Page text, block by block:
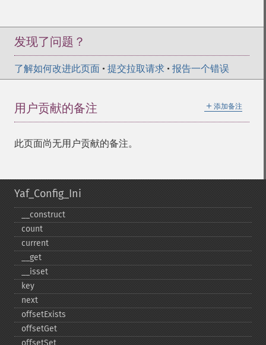
发现了问题？
了解如何改进此页面 • 提交拉取请求 • 报告一个错误
＋ 添加备注
用户贡献的备注
此页面尚无用户贡献的备注。
Yaf_Config_Ini
_​_​construct
count
current
_​_​get
_​_​isset
key
next
offsetExists
offsetGet
offsetSet